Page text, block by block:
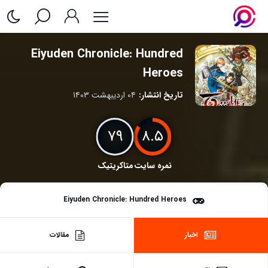
Eiyuden Chronicle: Hundred
Heroes
تاریخ انتشار: ۰۴ اردیبهشت ۱۴۰۳
۸.۵
نمره سایت
۷۹
متاکریتیک
Eiyuden Chronicle: Hundred Heroes
اخبار مقالات